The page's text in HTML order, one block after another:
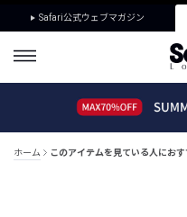
Safari公式ウェブマガジン
ホーム このアイテムを見ている人にお